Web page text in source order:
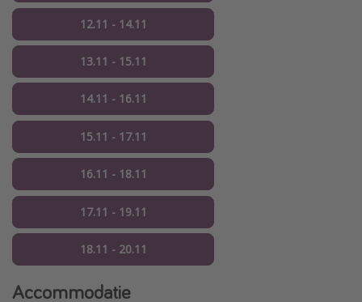
12.11 - 14.11
13.11 - 15.11
14.11 - 16.11
15.11 - 17.11
16.11 - 18.11
17.11 - 19.11
18.11 - 20.11
Accommodatie